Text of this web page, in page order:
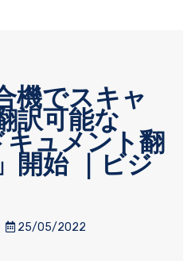
機でスキャ
訳可能な
キュメント翻
開始 ｜ビジ
25/05/2022